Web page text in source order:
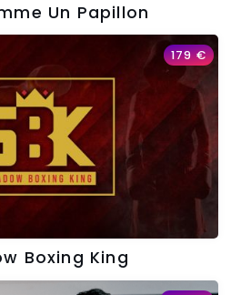
Un Papillon
179€
Boxing King